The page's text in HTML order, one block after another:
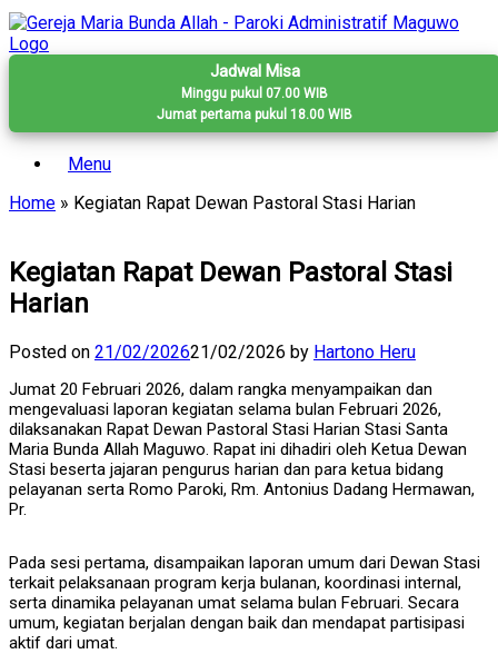
Skip
to
content
Jadwal Misa
Minggu pukul 07.00 WIB
Jumat pertama pukul 18.00 WIB
Menu
Home » Kegiatan Rapat Dewan Pastoral Stasi Harian
Kegiatan Rapat Dewan Pastoral Stasi
Harian
Posted on 21/02/202621/02/2026 by Hartono Heru
Jumat 20 Februari 2026, dalam rangka menyampaikan dan
mengevaluasi laporan kegiatan selama bulan Februari 2026,
dilaksanakan Rapat Dewan Pastoral Stasi Harian Stasi Santa
Maria Bunda Allah Maguwo. Rapat ini dihadiri oleh Ketua Dewan
Stasi beserta jajaran pengurus harian dan para ketua bidang
pelayanan serta Romo Paroki, Rm. Antonius Dadang Hermawan,
Pr.
Pada sesi pertama, disampaikan laporan umum dari Dewan Stasi
terkait pelaksanaan program kerja bulanan, koordinasi internal,
serta dinamika pelayanan umat selama bulan Februari. Secara
umum, kegiatan berjalan dengan baik dan mendapat partisipasi
aktif dari umat.